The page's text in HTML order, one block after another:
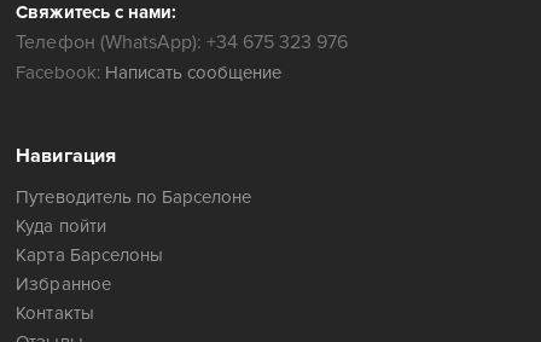
Свяжитесь с нами:
Телефон (WhatsApp): +34 675 323 976
Facebook: Написать сообщение
Навигация
Путеводитель по Барселоне
Куда пойти
Карта Барселоны
Избранное
Контакты